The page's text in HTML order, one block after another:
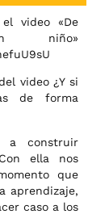
video «De
niño»
video ¿Y si
de forma
a construir
ella nos
que
aprendizaje,
caso a los